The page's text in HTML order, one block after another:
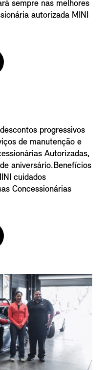
sempre nas melhores
autorizada MINI
progressivos
de manutenção e
Autorizadas,
aniversário.Benefícios
cuidados
Concessionárias